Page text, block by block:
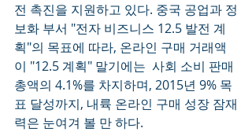
전 촉진을 지원하고 있다. 중국 공업과 정
보화 부서 "전자 비즈니스 12.5 발전 계
획"의 목표에 따라, 온라인 구매 거래액
이 "12.5 계획" 말기에는  사회 소비 판매
총액의 4.1%를 차지하며, 2015년 9% 목
표 달성까지, 내륙 온라인 구매 성장 잠재
력은 눈여겨 볼 만 하다.